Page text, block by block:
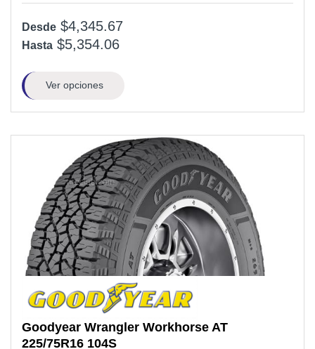
Desde $4,345.67
Hasta $5,354.06
Ver opciones
Goodyear Wrangler Workhorse AT
225/75R16 104S